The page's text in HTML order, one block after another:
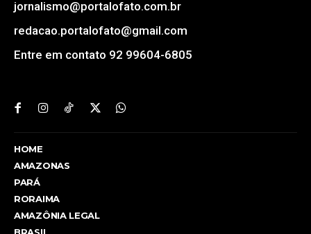
jornalismo@portalofato.com.br
redacao.portalofato@gmail.com
Entre em contato 92 99604-6805
HOME
AMAZONAS
PARÁ
RORAIMA
AMAZÔNIA LEGAL